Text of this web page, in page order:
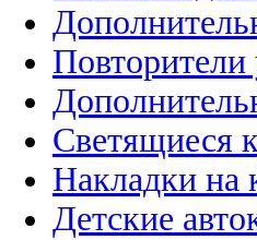
Повторители
Светящиеся
Накладки на
Детские